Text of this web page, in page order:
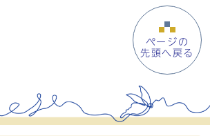
ページの
先頭へ戻る